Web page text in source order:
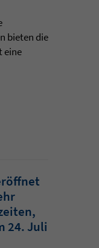
bieten die
eine
24. Juli